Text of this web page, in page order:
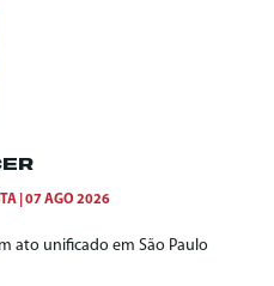
07 AGO 2026
ato unificado em São Paulo